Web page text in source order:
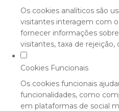
Os cookies analíticos são
visitantes interagem com
fornecer informações
visitantes, taxa de
Cookies Funcionais
Os cookies funcionais
funcionalidades, como
em plataformas de social